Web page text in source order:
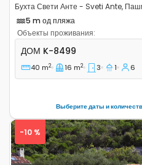
Бухта Свети Анте - Sveti Ante,
5 m од пляжа
Объекты проживания:
Трёхкомнатный дом
ДОМ K-8499
40 m2 16 m2 3 1 6
Выберите даты и
-10 %